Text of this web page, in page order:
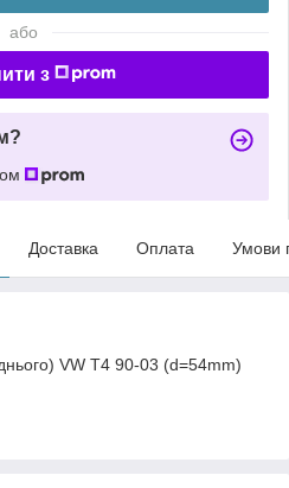
або
з
Доставка Оплата Умови
VW T4 90-03 (d=54mm)